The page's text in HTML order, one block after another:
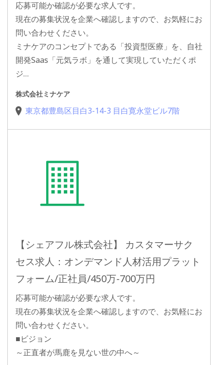
応募可能か確認が必要な求人です。
現在の募集状況を企業へ確認しますので、お気軽にお
問い合わせください。
ミナケアのコンセプトである「投資型医療」を、自社
開発Saas「元気ラボ」を通して実現していただくポ
ジ…
株式会社ミナケア
東京都豊島区目白3-14-3 目白寛永堂ビル7階
【シェアフル株式会社】 カスタマーサク
セス求人：オンデマンド人材活用プラット
フォーム/正社員/450万-700万円
応募可能か確認が必要な求人です。
現在の募集状況を企業へ確認しますので、お気軽にお
問い合わせください。
■ビジョン
～正直者が馬鹿を見ない世の中へ～